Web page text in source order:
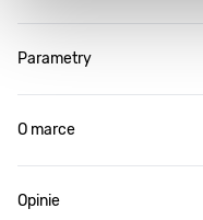
Parametry
O marce
Opinie